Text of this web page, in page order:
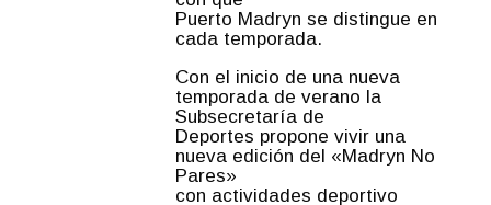
Puerto Madryn se distingue en
cada temporada.
Con el inicio de una nueva
temporada de verano la
Subsecretaría de
Deportes propone vivir una
nueva edición del «Madryn No
Pares»
con actividades deportivo